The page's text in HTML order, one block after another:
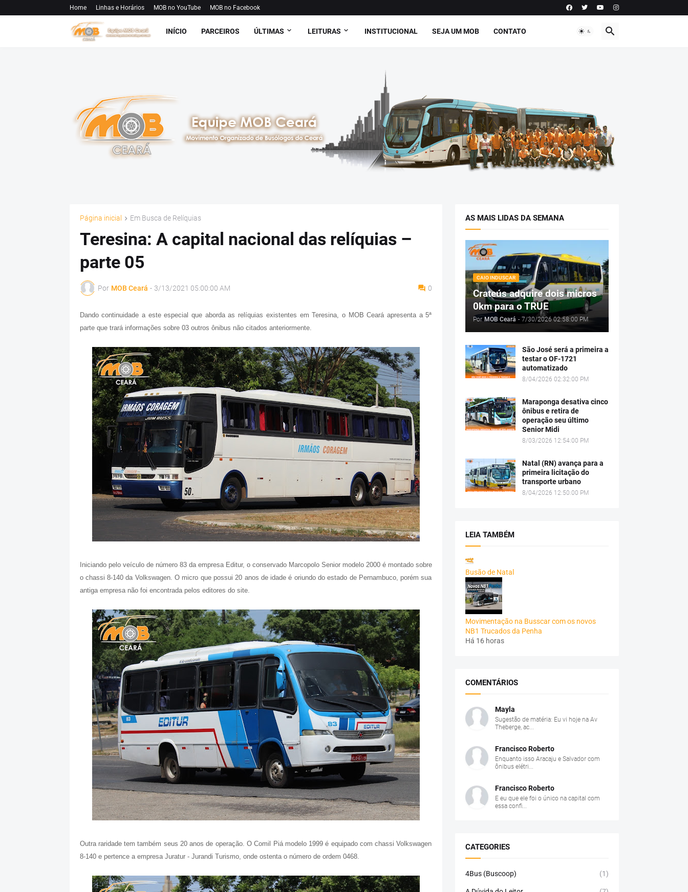
Home Linhas e Horários MOB no YouTube MOB no Facebook
INÍCIO PARCEIROS ÚLTIMAS LEITURAS INSTITUCIONAL SEJA UM MOB CONTATO
Página inicial Em Busca de Relíquias
Teresina: A capital nacional das relíquias –
parte 05
Por MOB Ceará - 3/13/2021 05:00:00 AM 0
Dando continuidade a este especial que aborda as relíquias existentes em Teresina, o MOB Ceará apresenta a 5ª
parte que trará informações sobre 03 outros ônibus não citados anteriormente.
Iniciando pelo veículo de número 83 da empresa Editur, o conservado Marcopolo Senior modelo 2000 é montado sobre
o chassi 8-140 da Volkswagen. O micro que possui 20 anos de idade é oriundo do estado de Pernambuco, porém sua
antiga empresa não foi encontrada pelos editores do site.
Outra raridade tem também seus 20 anos de operação. O Comil Piá modelo 1999 é equipado com chassi Volkswagen
8-140 e pertence a empresa Juratur - Jurandi Turismo, onde ostenta o número de ordem 0468.
AS MAIS LIDAS DA SEMANA
CAIO INDUSCAR
Crateús adquire dois micros
0km para o TRUE
Por MOB Ceará - 7/30/2026 02:58:00 PM
São José será a primeira a
testar o OF-1721
automatizado
8/04/2026 02:32:00 PM
Maraponga desativa cinco
ônibus e retira de
operação seu último
Senior Midi
8/03/2026 12:54:00 PM
Natal (RN) avança para a
primeira licitação do
transporte urbano
8/04/2026 12:50:00 PM
LEIA TAMBÉM
Busão de Natal
Movimentação na Busscar com os novos
NB1 Trucados da Penha
Há 16 horas
COMENTÁRIOS
Mayla
Sugestão de matéria: Eu vi hoje na Av
Theberge, ac...
Francisco Roberto
Enquanto isso Aracaju e Salvador com
ônibus elétri...
Francisco Roberto
E eu que ele foi o único na capital com
essa confi...
CATEGORIES
4Bus (Buscoop) (1)